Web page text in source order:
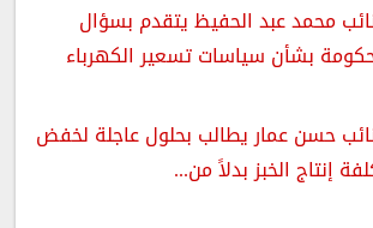
محمد عبد الحفيظ يتقدم بسؤال
بشأن سياسات تسعير الكهرباء
حسن عمار يطالب بحلول عاجلة لخفض
إنتاج الخبز بدلاً من...